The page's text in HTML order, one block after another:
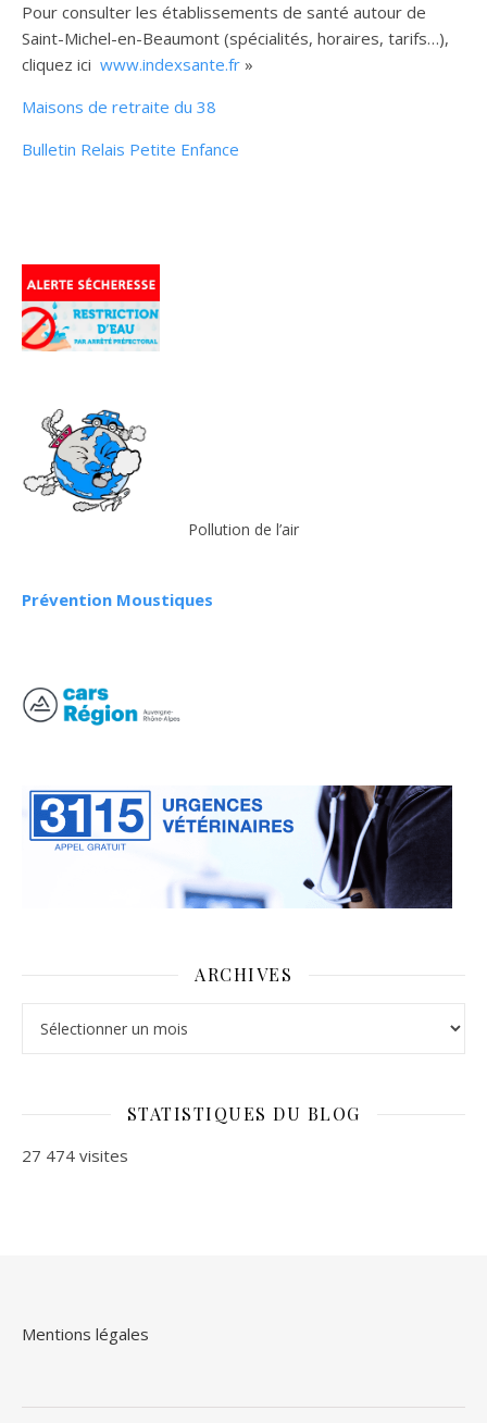
Pour consulter les établissements de santé autour de
Saint-Michel-en-Beaumont (spécialités, horaires, tarifs…),
cliquez ici www.indexsante.fr »
Maisons de retraite du 38
Bulletin Relais Petite Enfance
Pollution de l’air
Prévention Moustiques
ARCHIVES
STATISTIQUES DU BLOG
27 474 visites
Mentions légales